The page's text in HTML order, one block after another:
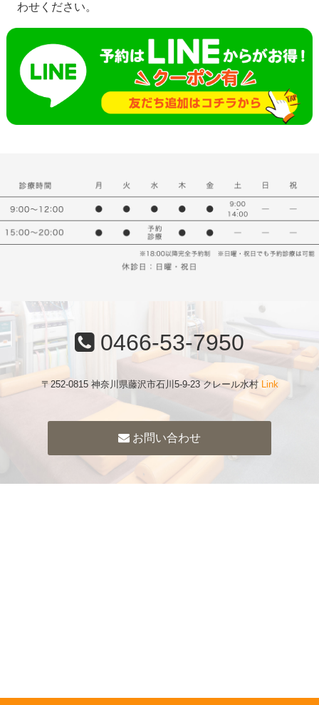
わせください。
0466-53-7950
〒252-0815 神奈川県藤沢市石川5-9-23 クレール水村 Link
お問い合わせ